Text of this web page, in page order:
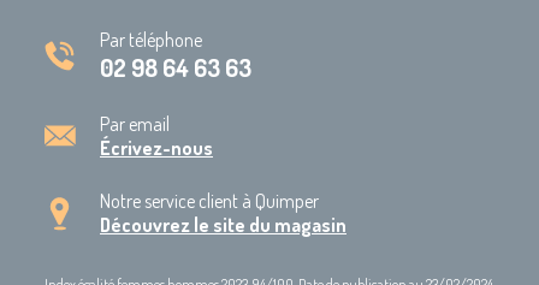
Par téléphone
02 98 64 63 63
Par email
Écrivez-nous
Notre service client à Quimper
Découvrez le site du magasin